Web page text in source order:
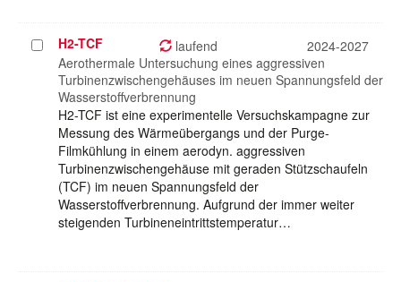
Projekt
auswählen
H2-TCF laufend
2024-2027
Aerothermale Untersuchung eines aggressiven
Turbinenzwischengehäuses im neuen Spannungsfeld der
Wasserstoffverbrennung
H2-TCF ist eine experimentelle Versuchskampagne zur
Messung des Wärmeübergangs und der Purge-
Filmkühlung in einem aerodyn. aggressiven
Turbinenzwischengehäuse mit geraden Stützschaufeln
(TCF) im neuen Spannungsfeld der
Wasserstoffverbrennung. Aufgrund der immer weiter
steigenden Turbineneintrittstemperatur…